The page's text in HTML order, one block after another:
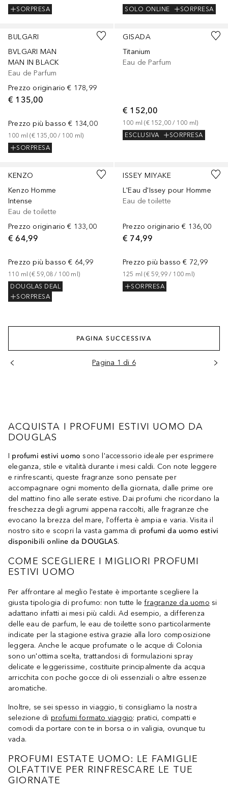
SORPRESA
SOLO ONLINE
SORPRESA
BULGARI
BVLGARI MAN
MAN IN BLACK
Eau de Parfum
Prezzo originario € 178,99
€ 135,00
Prezzo più basso € 134,00
100 ml (€ 135,00 / 100 ml)
SORPRESA
GISADA
Titanium
Eau de Parfum
€ 152,00
100 ml (€ 152,00 / 100 ml)
ESCLUSIVA
SORPRESA
KENZO
Kenzo Homme
Intense
Eau de toilette
Prezzo originario € 133,00
€ 64,99
Prezzo più basso € 64,99
110 ml (€ 59,08 / 100 ml)
DOUGLAS DEAL
SORPRESA
ISSEY MIYAKE
L'Eau d'Issey pour Homme
Eau de toilette
Prezzo originario € 136,00
€ 74,99
Prezzo più basso € 72,99
125 ml (€ 59,99 / 100 ml)
SORPRESA
PAGINA SUCCESSIVA
Pagina 1 di 6
ACQUISTA I PROFUMI ESTIVI UOMO DA
DOUGLAS
I profumi estivi uomo sono l'accessorio ideale per esprimere
eleganza, stile e vitalità durante i mesi caldi. Con note leggere
e rinfrescanti, queste fragranze sono pensate per
accompagnare ogni momento della giornata, dalle prime ore
del mattino fino alle serate estive. Dai profumi che ricordano la
freschezza degli agrumi appena raccolti, alle fragranze che
evocano la brezza del mare, l'offerta è ampia e varia. Visita il
nostro sito e scopri la vasta gamma di profumi da uomo estivi
disponibili online da DOUGLAS.
COME SCEGLIERE I MIGLIORI PROFUMI
ESTIVI UOMO
Per affrontare al meglio l'estate è importante scegliere la
giusta tipologia di profumo: non tutte lefragranze da uomo si
adattano infatti ai mesi più caldi. Ad esempio, a differenza
delle eau de parfum, le eau de toilette sono particolarmente
indicate per la stagione estiva grazie alla loro composizione
leggera. Anche le acque profumate o le acque di Colonia
sono un'ottima scelta, trattandosi di formulazioni spray
delicate e leggerissime, costituite principalmente da acqua
arricchita con poche gocce di oli essenziali o altre essenze
aromatiche.
Inoltre, se sei spesso in viaggio, ti consigliamo la nostra
selezione di profumi formato viaggio: pratici, compatti e
comodi da portare con te in borsa o in valigia, ovunque tu
vada.
PROFUMI ESTATE UOMO: LE FAMIGLIE
OLFATTIVE PER RINFRESCARE LE TUE
GIORNATE